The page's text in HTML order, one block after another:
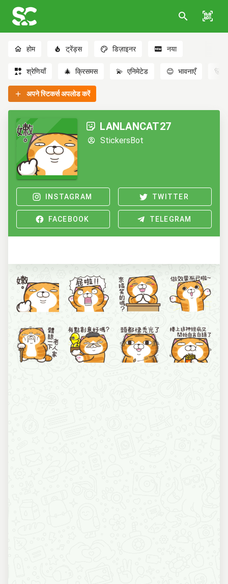
होम ट्रेंड्स डिज़ाइनर नया
श्रेणियाँ 🎄 क्रिसमस 💫 एनिमेटेड 😊 भावनाएँ 🐻
अपने स्टिकर्स अपलोड करें
LANLANCAT27
StickersBot
INSTAGRAM TWITTER
FACEBOOK TELEGRAM